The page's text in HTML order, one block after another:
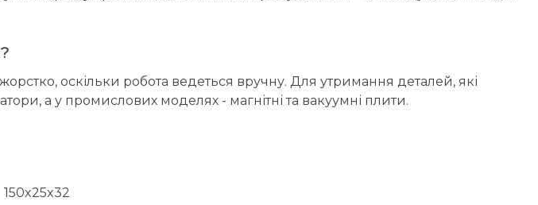
оскільки робота ведеться вручну. Для утримання деталей, які
а у промислових моделях - магнітні та вакуумні плити.
150x25x32